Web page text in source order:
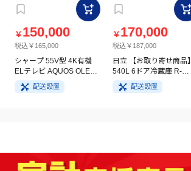
￥ 150,000
税込￥165,000
シャープ 55V型 4K有機
ELテレビ AQUOS OLED
4T-C55GQ3
配送設置
￥ 170,000
税込￥187,000
日立 【お取り寄せ商品】
540L 6ドア冷蔵庫 R-
HW54V(N) ライトゴール
ド
配送設置